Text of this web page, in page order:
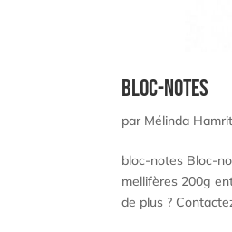
Bloc-Notes
par Mélinda
bloc-notes Bloc-
mellifères 200g
de plus ?